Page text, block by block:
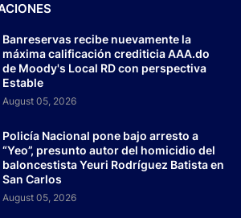
Banreservas recibe nuevamente la
máxima calificación crediticia AAA.do
de Moody's Local RD con perspectiva
Estable
August 05, 2026
Policía Nacional pone bajo arresto a
“Yeo”, presunto autor del homicidio del
baloncestista Yeuri Rodríguez Batista en
San Carlos
August 05, 2026